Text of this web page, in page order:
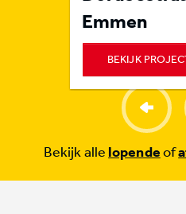
Emmen
BEKIJK
Bekijk alle lopendeof